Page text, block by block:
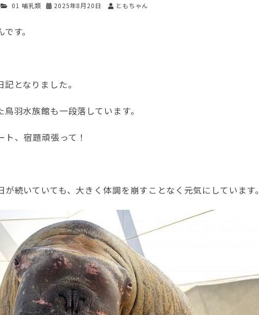
01 哺乳類 2025年8月20日 ともちゃん
す。
となりました。
羽水族館も一段落しています。
、宿題頑張って！
続いていても、大きく体調を崩すことなく元気にしています。